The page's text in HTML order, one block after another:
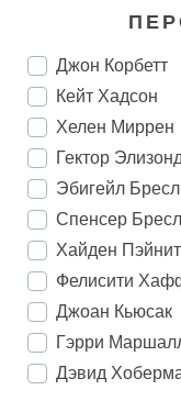
Джон Корбетт
Кейт Хадсон
Хелен Миррен
Гектор
Эбигейл
Спенсер
Хайден
Фелисити
Джоан Кьюсак
Гэрри
Дэвид